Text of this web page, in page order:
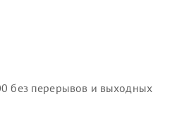
без перерывов и выходных